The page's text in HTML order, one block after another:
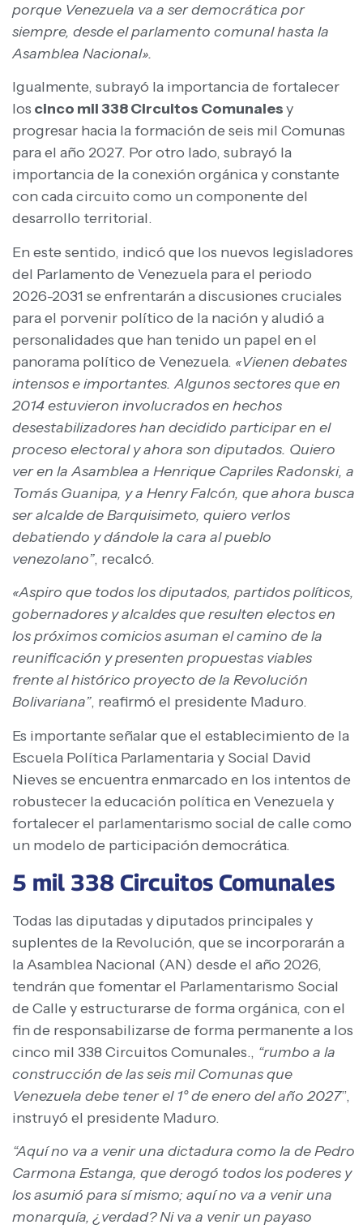
porque Venezuela va a ser democrática por
siempre, desde el parlamento comunal hasta la
Asamblea Nacional».
Igualmente, subrayó la importancia de fortalecer
los cinco mil 338 Circuitos Comunalesy
progresar hacia la formación de seis mil Comunas
para el año 2027. Por otro lado, subrayó la
importancia de la conexión orgánica y constante
con cada circuito como un componente del
desarrollo territorial.
En este sentido, indicó que los nuevos legisladores
del Parlamento de Venezuela para el periodo
2026-2031 se enfrentarán a discusiones cruciales
para el porvenir político de la nación y aludió a
personalidades que han tenido un papel en el
panorama político de Venezuela. «Vienen debates
intensos e importantes. Algunos sectores que en
2014 estuvieron involucrados en hechos
desestabilizadores han decidido participar en el
proceso electoral y ahora son diputados. Quiero
ver en la Asamblea a Henrique Capriles Radonski, a
Tomás Guanipa, y a Henry Falcón, que ahora busca
ser alcalde de Barquisimeto, quiero verlos
debatiendo y dándole la cara al pueblo
venezolano”, recalcó.
«Aspiro que todos los diputados, partidos políticos,
gobernadores y alcaldes que resulten electos en
los próximos comicios asuman el camino de la
reunificación y presenten propuestas viables
frente al histórico proyecto de la Revolución
Bolivariana”, reafirmó el presidente Maduro.
Es importante señalar que el establecimiento de la
Escuela Política Parlamentaria y Social David
Nieves se encuentra enmarcado en los intentos de
robustecer la educación política en Venezuela y
fortalecer el parlamentarismo social de calle como
un modelo de participación democrática.
5 mil 338 Circuitos Comunales
Todas las diputadas y diputados principales y
suplentes de la Revolución, que se incorporarán a
la Asamblea Nacional (AN) desde el año 2026,
tendrán que fomentar el Parlamentarismo Social
de Calle y estructurarse de forma orgánica, con el
fin de responsabilizarse de forma permanente a los
cinco mil 338 Circuitos Comunales., “rumbo a la
construcción de las seis mil Comunas que
Venezuela debe tener el 1° de enero del año 2027”,
instruyó el presidente Maduro.
“Aquí no va a venir una dictadura como la de Pedro
Carmona Estanga, que derogó todos los poderes y
los asumió para sí mismo; aquí no va a venir una
monarquía, ¿verdad? Ni va a venir un payaso